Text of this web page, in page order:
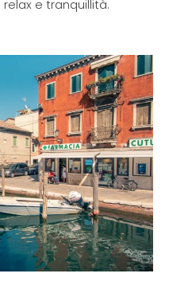
e tranquillità.